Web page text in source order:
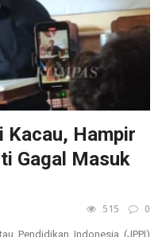
Kacau, Hampir
Gagal Masuk
515 0
Pendidikan Indonesia (JPPI)